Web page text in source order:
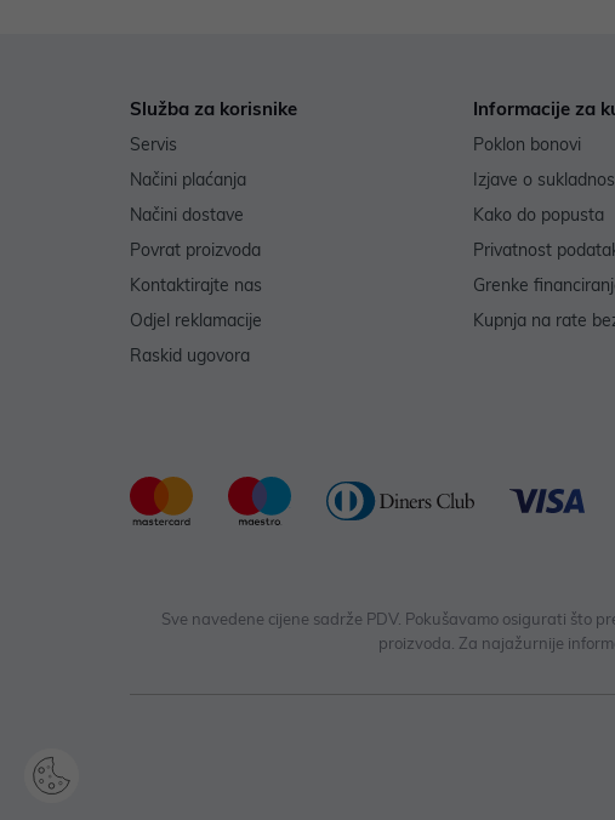
Služba za korisnike
Servis
Načini plaćanja
Načini dostave
Povrat proizvoda
Kontaktirajte nas
Odjel reklamacije
Raskid ugovora
Informacije za
Poklon bonovi
Izjave o
Kako do popusta
Privatnost
Grenke
Kupnja na rate
Sve navedene cijene sadrže PDV. Pokušavamo osigurati što
proizvoda. Za najažurnije